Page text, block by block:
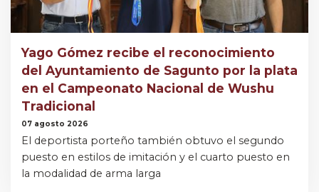
Yago Gómez recibe el reconocimiento
del Ayuntamiento de Sagunto por la plata
en el Campeonato Nacional de Wushu
Tradicional
07 agosto 2026
El deportista porteño también obtuvo el segundo
puesto en estilos de imitación y el cuarto puesto en
la modalidad de arma larga